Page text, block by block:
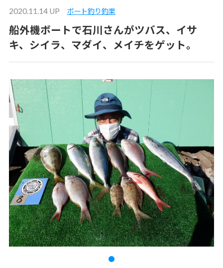
2020.11.14 UP ボート釣り釣果
船外機ボートで石川さんがツバス、イサ
キ、シイラ、マダイ、メイチをゲット。